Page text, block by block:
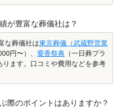
が豊富な葬儀社は？
な葬儀社は東京葬儀（武蔵野営業
円〜）、 愛香祭典 （一日葬プラ
ます。口コミや費用などを参考
際のポイントはありますか？